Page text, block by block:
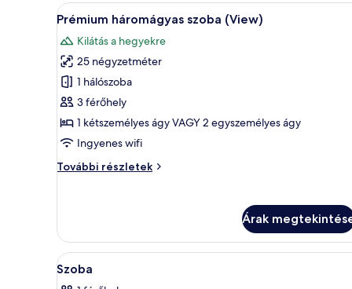
A
következő
szoba
összes
képének
megtekintése:
Prémium
háromágyas
szoba
(View)
Prémium ágynemű,
5
Prémium háromágyas szoba (View)
Kilátás a hegyekre
25 négyzetméter
1 hálószoba
3 férőhely
1 kétszemélyes ágy VAGY 2 egyszemélyes ágy
Ingyenes wifi
További részletek
Prémium
részletei
Árak
A
következő
Egy modern szállodai szoba,
4
Szoba